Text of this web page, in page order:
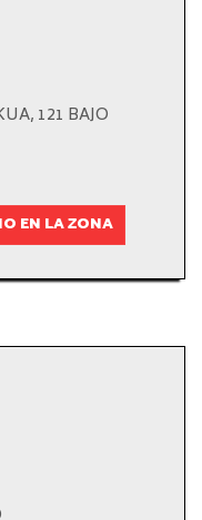
121 BAJO
EN LA ZONA